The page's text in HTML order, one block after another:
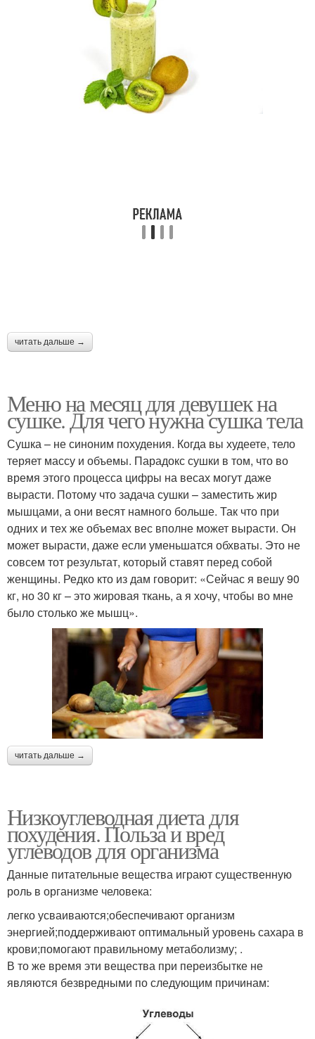
читать дальше →
Меню на месяц для девушек на
сушке. Для чего нужна сушка тела
Сушка – не синоним похудения. Когда вы худеете, тело
теряет массу и объемы. Парадокс сушки в том, что во
время этого процесса цифры на весах могут даже
вырасти. Потому что задача сушки – заместить жир
мышцами, а они весят намного больше. Так что при
одних и тех же объемах вес вполне может вырасти. Он
может вырасти, даже если уменьшатся обхваты. Это не
совсем тот результат, который ставят перед собой
женщины. Редко кто из дам говорит: «Сейчас я вешу 90
кг, но 30 кг – это жировая ткань, а я хочу, чтобы во мне
было столько же мышц».
читать дальше →
Низкоуглеводная диета для
похудения. Польза и вред
углеводов для организма
Данные питательные вещества играют существенную
роль в организме человека:
легко усваиваются;обеспечивают организм
энергией;поддерживают оптимальный уровень сахара в
крови;помогают правильному метаболизму; .
В то же время эти вещества при переизбытке не
являются безвредными по следующим причинам: